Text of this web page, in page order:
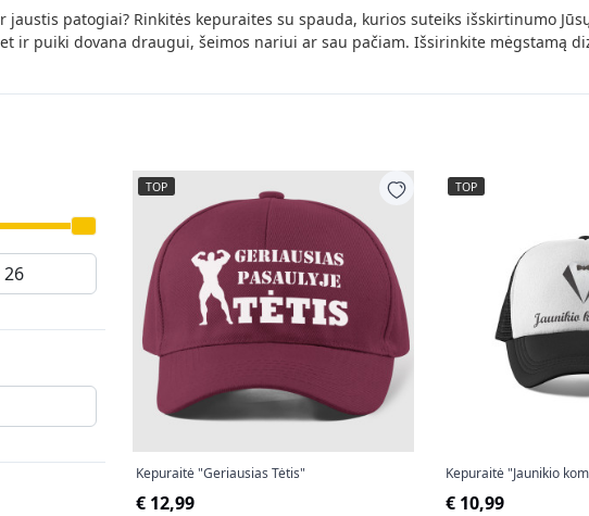
patogiai? Rinkitės kepuraites su spauda, kurios suteiks išskirtinumo
ir puiki dovana draugui, šeimos nariui ar sau pačiam. Išsirinkite mėgstamą
TOP
Kepuraitė "Geriausias Tėtis"
€ 12,99
TOP
Kepuraitė "Jaunikio
€ 10,99